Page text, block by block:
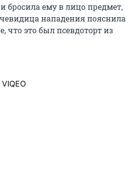
ему в лицо предмет,
нападения пояснила
что это был псевдоторт из